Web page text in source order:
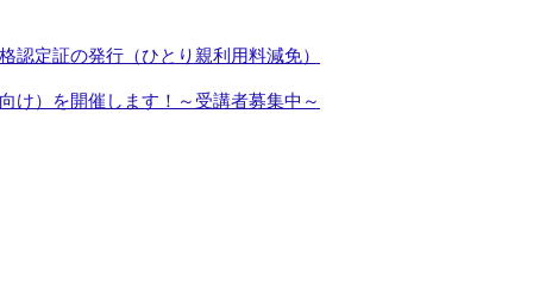
認定証の発行（ひとり親利用料減免）
け）を開催します！～受講者募集中～